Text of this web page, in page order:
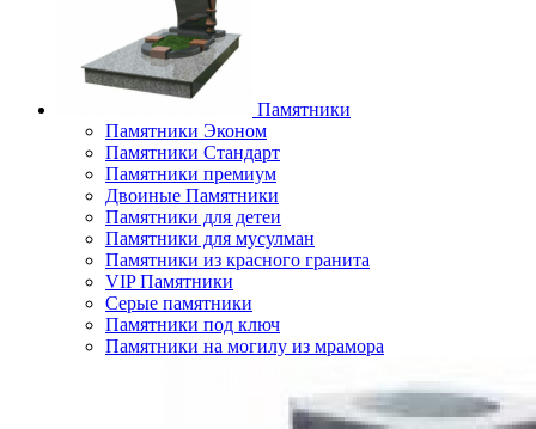
Памятники
Памятники Эконом
Памятники Стандарт
Памятники премиум
Двоиные Памятники
Памятники для детеи
Памятники для мусулман
Памятники из красного гранита
VIP Памятники
Серые памятники
Памятники под ключ
Памятники на могилу из мрамора